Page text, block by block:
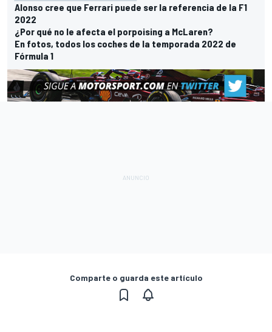
Alonso cree que Ferrari puede ser la referencia de la F1
2022
¿Por qué no le afecta el porpoising a McLaren?
En fotos, todos los coches de la temporada 2022 de
Fórmula 1
Comparte o guarda este artículo